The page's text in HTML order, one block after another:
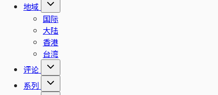
地域
国际
大陆
香港
台湾
评论
系列